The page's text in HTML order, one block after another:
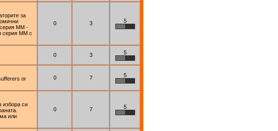
за
серия ММ -
серия ММ с
0 3 5
0 3 5
or
0 7 5
избора си
или
0 7 5